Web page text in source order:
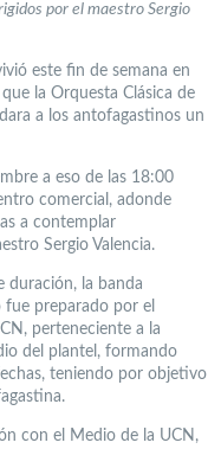
por el maestro Sergio
este fin de semana en
la Orquesta Clásica de
a los antofagastinos un
a eso de las 18:00
comercial, adonde
a contemplar
Sergio Valencia.
duración, la banda
fue preparado por el
perteneciente a la
del plantel, formando
teniendo por objetivo
con el Medio de la UCN,